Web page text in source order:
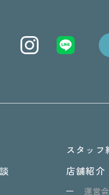
スタッフ
店舗紹介
運営